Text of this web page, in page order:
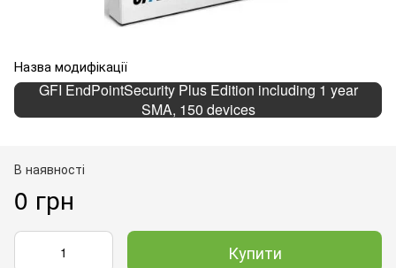
Назва модифікації
GFI EndPointSecurity Plus Edition including 1 year
SMA, 150 devices
В наявності
0 грн
Купити